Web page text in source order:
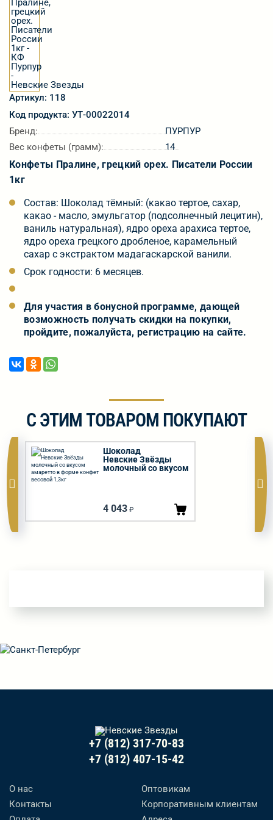
Артикул: 118
Код продукта: УТ-00022014
Бренд:
ПУРПУР
Вес конфеты (грамм):
14
Конфеты Пралине, грецкий орех. Писатели России
1кг
Состав: Шоколад тёмный: (какао тертое, сахар,
какао - масло, эмульгатор (подсолнечный лецитин),
ваниль натуральная), ядро ореха арахиса тертое,
ядро ореха грецкого дробленое, карамельный
сахар с экстрактом мадагаскарской ванили.
Срок годности: 6 месяцев.
Для участия в бонусной программе, дающей
возможность получать скидки на покупки,
пройдите, пожалуйста, регистрацию на сайте.
С ЭТИМ ТОВАРОМ ПОКУПАЮТ
Шоколад
Невские Звёзды
молочный со вкусом
4 043 ₽
+7 (812) 317-70-83
+7 (812) 407-15-42
О нас
Контакты
Оптовикам
Корпоративным клиентам